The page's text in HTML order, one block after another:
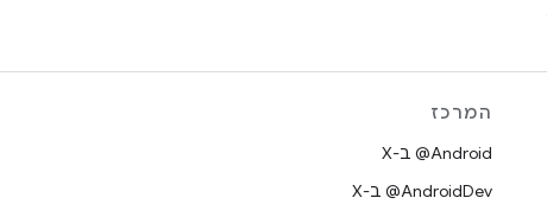
המרכז
‫‎@Android ב-X
‫‎@AndroidDev ב-X